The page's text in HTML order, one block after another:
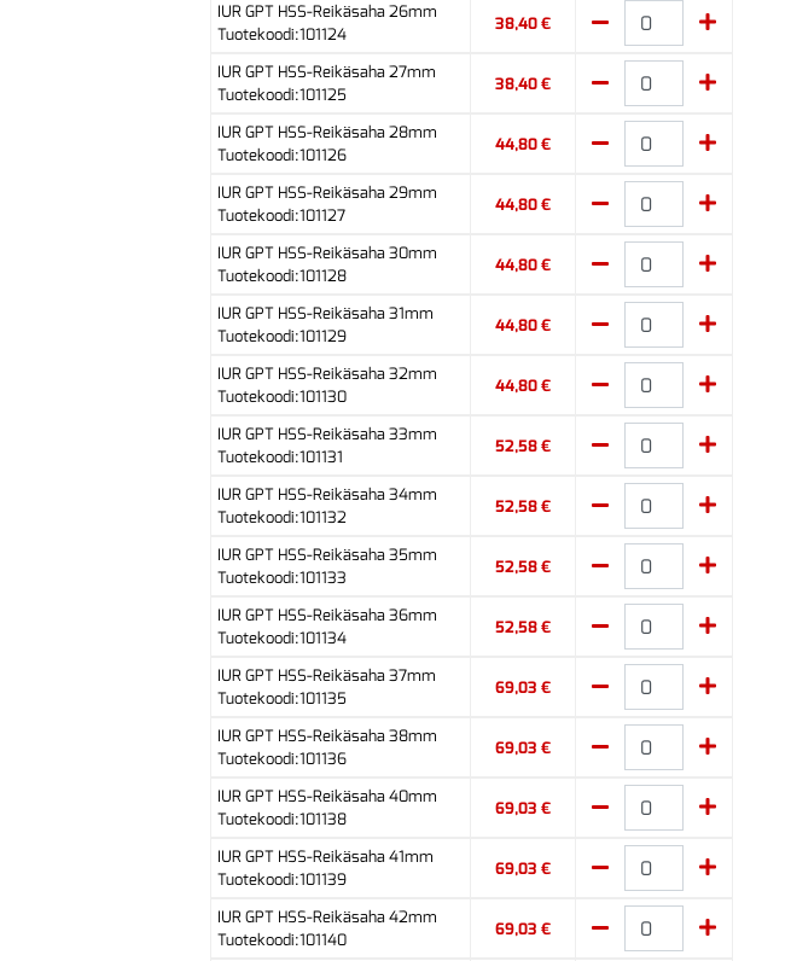
IUR GPT HSS-Reikäsaha 26mm
Tuotekoodi:101124
38,40 €
IUR GPT HSS-Reikäsaha 27mm
Tuotekoodi:101125
38,40 €
IUR GPT HSS-Reikäsaha 28mm
Tuotekoodi:101126
44,80 €
IUR GPT HSS-Reikäsaha 29mm
Tuotekoodi:101127
44,80 €
IUR GPT HSS-Reikäsaha 30mm
Tuotekoodi:101128
44,80 €
IUR GPT HSS-Reikäsaha 31mm
Tuotekoodi:101129
44,80 €
IUR GPT HSS-Reikäsaha 32mm
Tuotekoodi:101130
44,80 €
IUR GPT HSS-Reikäsaha 33mm
Tuotekoodi:101131
52,58 €
IUR GPT HSS-Reikäsaha 34mm
Tuotekoodi:101132
52,58 €
IUR GPT HSS-Reikäsaha 35mm
Tuotekoodi:101133
52,58 €
IUR GPT HSS-Reikäsaha 36mm
Tuotekoodi:101134
52,58 €
IUR GPT HSS-Reikäsaha 37mm
Tuotekoodi:101135
69,03 €
IUR GPT HSS-Reikäsaha 38mm
Tuotekoodi:101136
69,03 €
IUR GPT HSS-Reikäsaha 40mm
Tuotekoodi:101138
69,03 €
IUR GPT HSS-Reikäsaha 41mm
Tuotekoodi:101139
69,03 €
IUR GPT HSS-Reikäsaha 42mm
Tuotekoodi:101140
69,03 €